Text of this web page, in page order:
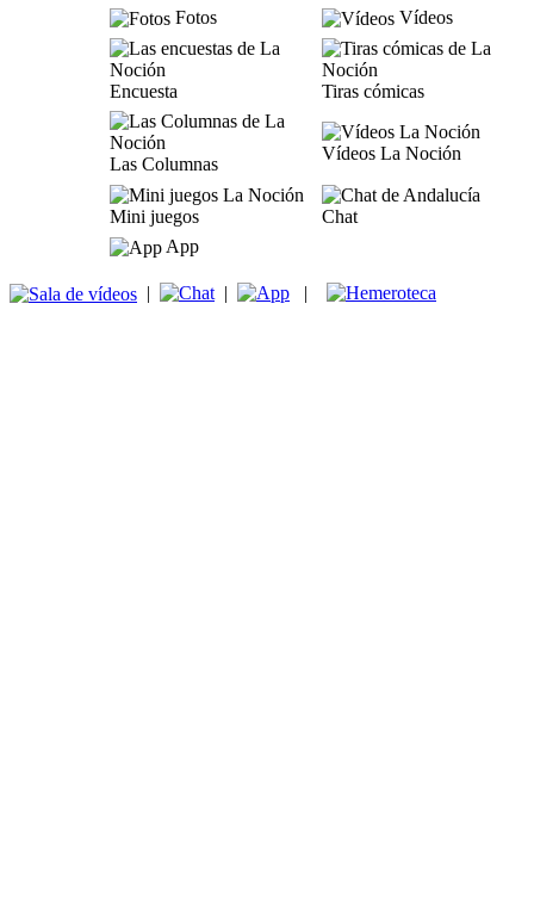
Fotos
Vídeos
Encuesta Tiras cómicas
Las Columnas
Vídeos La Noción
Mini juegos
Chat
App
| | |